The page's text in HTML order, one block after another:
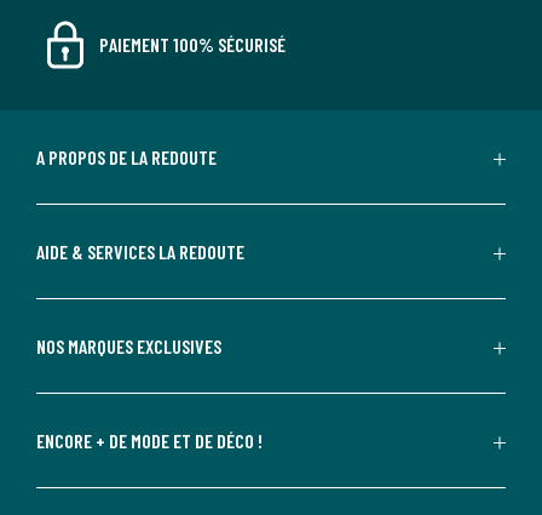
PAIEMENT 100% SÉCURISÉ
A PROPOS DE LA REDOUTE
AIDE & SERVICES LA REDOUTE
NOS MARQUES EXCLUSIVES
ENCORE + DE MODE ET DE DÉCO !